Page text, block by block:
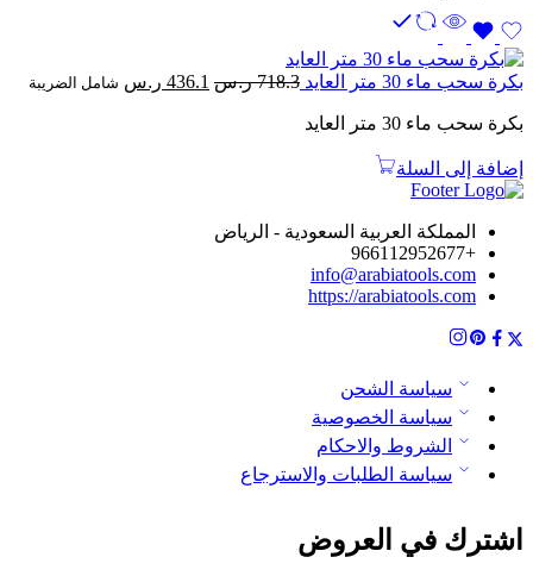
بكرة سحب ماء 30 متر العايد 718.3 ر.س السعر
436.1 ر.س السعر
شامل الضريبة
بكرة سحب ماء 30 متر العايد
إضافة إلى السلة
المملكة العربية السعودية - الرياض
+966112952677
info@arabiatools.com
https://arabiatools.com
سياسة الشحن
سياسة الخصوصية
الشروط والاحكام
سياسة الطلبات والاسترجاع
اشترك في العروض